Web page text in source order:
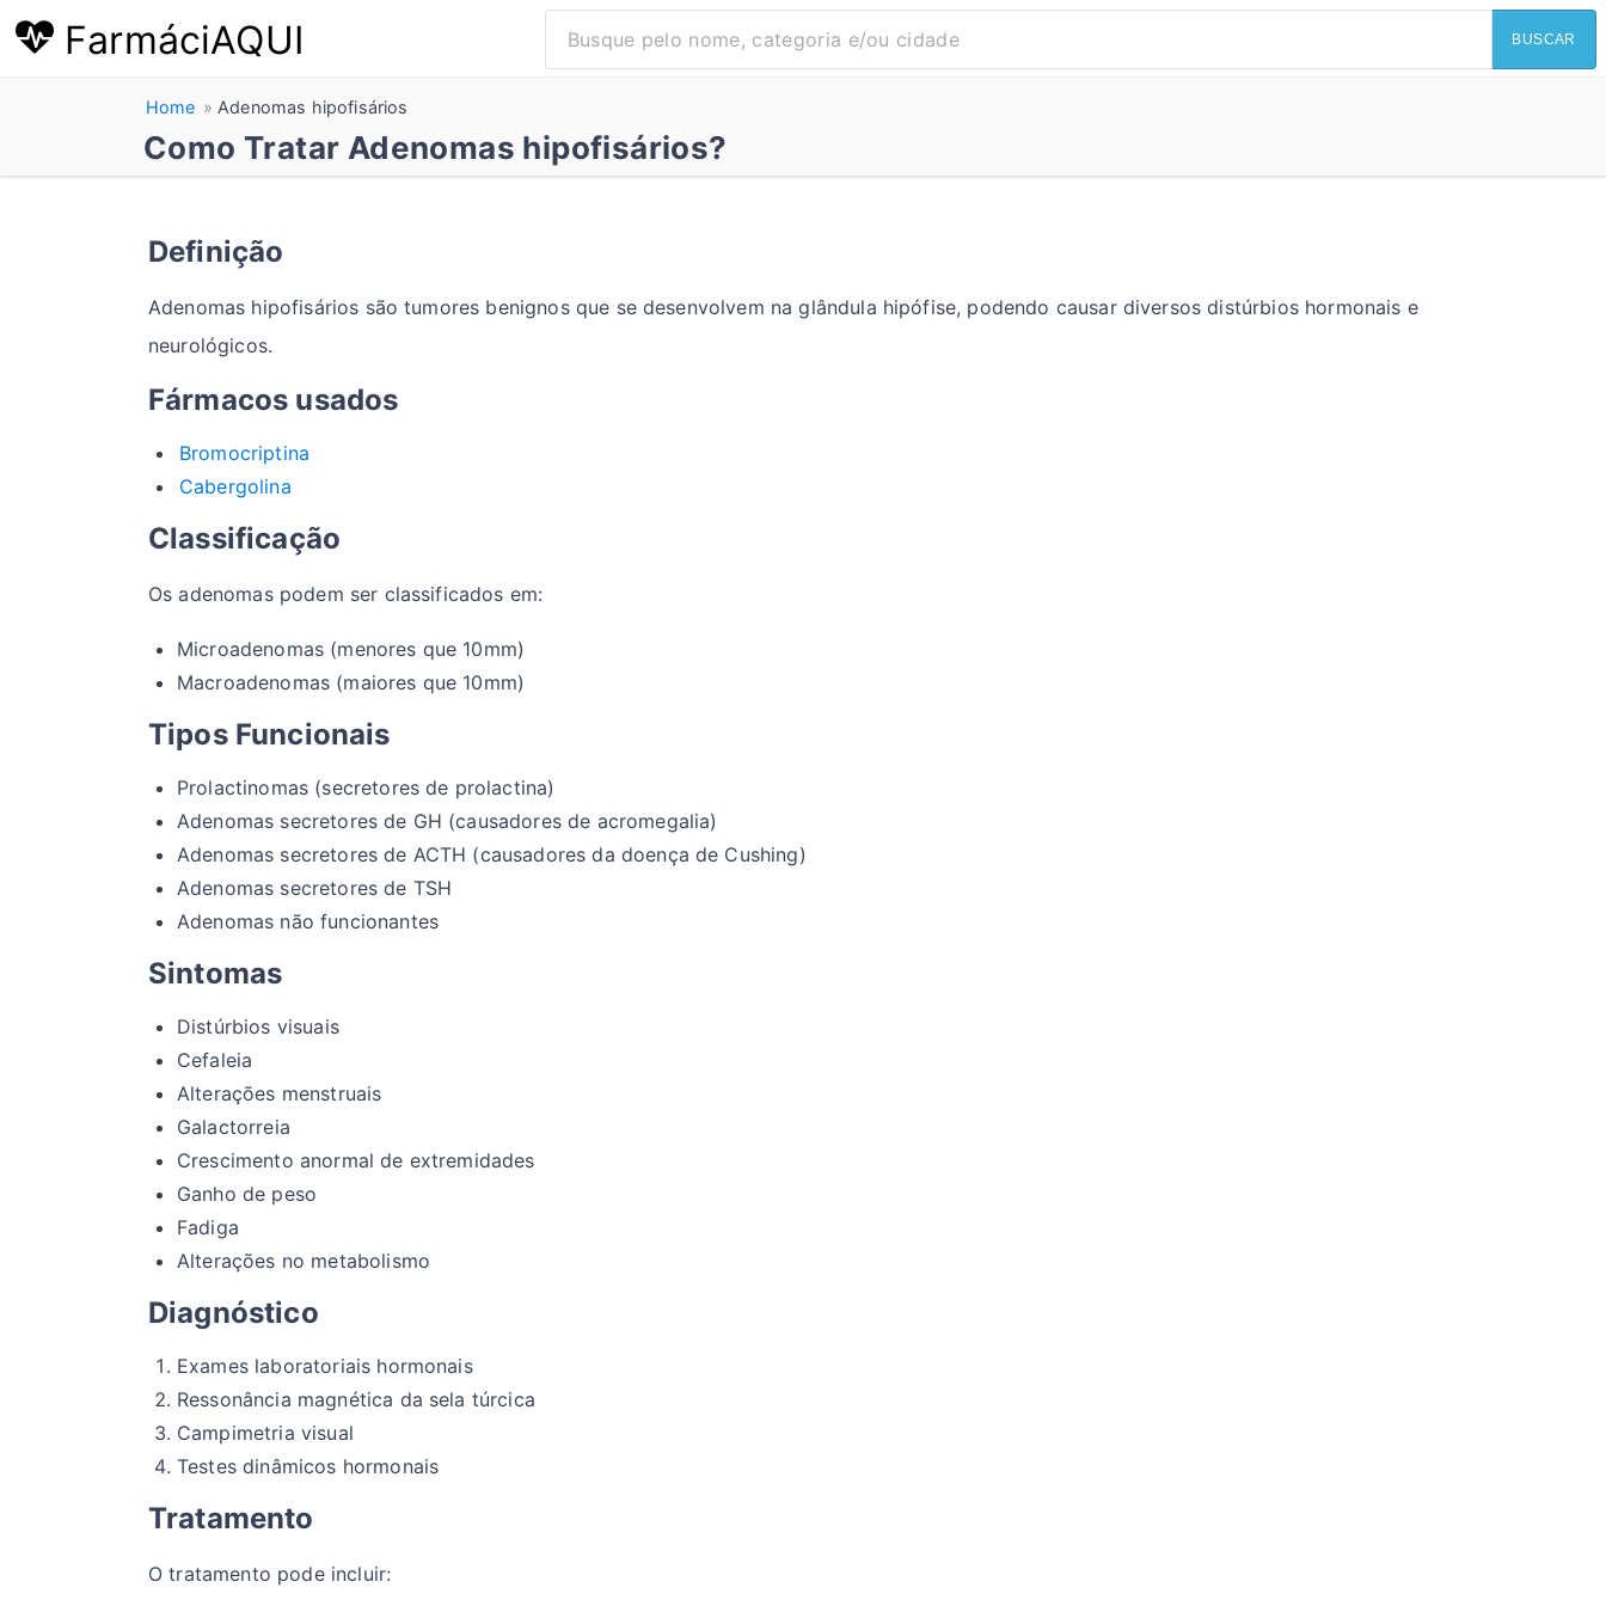
FarmáciAQUI BUSCAR
Home Adenomas hipofisários
Como Tratar Adenomas hipofisários?
Definição
Adenomas hipofisários são tumores benignos que se desenvolvem na glândula hipófise, podendo causar diversos distúrbios hormonais e
neurológicos.
Fármacos usados
Bromocriptina
Cabergolina
Classificação
Os adenomas podem ser classificados em:
Microadenomas (menores que 10mm)
Macroadenomas (maiores que 10mm)
Tipos Funcionais
Prolactinomas (secretores de prolactina)
Adenomas secretores de GH (causadores de acromegalia)
Adenomas secretores de ACTH (causadores da doença de Cushing)
Adenomas secretores de TSH
Adenomas não funcionantes
Sintomas
Distúrbios visuais
Cefaleia
Alterações menstruais
Galactorreia
Crescimento anormal de extremidades
Ganho de peso
Fadiga
Alterações no metabolismo
Diagnóstico
Exames laboratoriais hormonais
Ressonância magnética da sela túrcica
Campimetria visual
Testes dinâmicos hormonais
Tratamento
O tratamento pode incluir: